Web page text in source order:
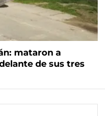
mataron a
de sus tres